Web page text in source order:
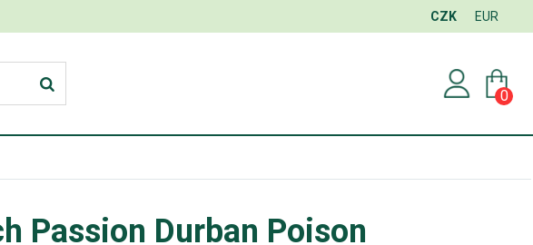
CZK EUR
0
Passion Durban Poison